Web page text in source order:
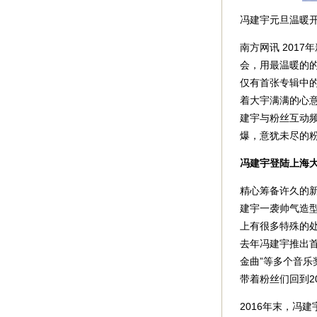
冯建宇元旦温暖
南方网讯 2017
会，用最温暖的
仅有首张专辑中
着大宇满满的心
建宇与粉丝互动
爆，意犹未尽的
冯建宇登陆上海
精心筹备许久的
建宇一袭帅气造
上有很多特殊的
去年冯建宇推出
金曲”等多个音
带着粉丝们回到
2016年末，冯建